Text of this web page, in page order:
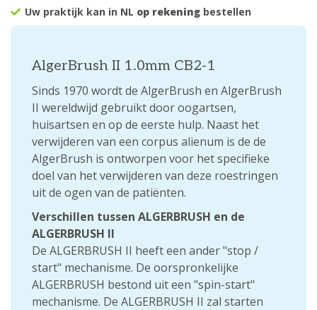
Uw praktijk kan in NL op rekening bestellen
AlgerBrush II 1.0mm CB2-1
Sinds 1970 wordt de AlgerBrush en AlgerBrush
II wereldwijd gebruikt door oogartsen,
huisartsen en op de eerste hulp. Naast het
verwijderen van een corpus alienum is de de
AlgerBrush is ontworpen voor het specifieke
doel van het verwijderen van deze roestringen
uit de ogen van de patiënten.
Verschillen tussen ALGERBRUSH en de
ALGERBRUSH II
De ALGERBRUSH II heeft een ander "stop /
start" mechanisme. De oorspronkelijke
ALGERBRUSH bestond uit een "spin-start"
mechanisme. De ALGERBRUSH II zal starten